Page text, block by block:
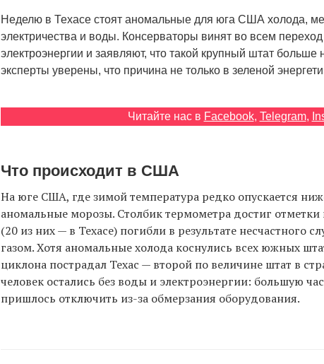
Неделю в Техасе стоят аномальные для юга США холода,
электричества и воды. Консерваторы винят во всем
электроэнергии и заявляют, что такой крупный штат
эксперты уверены, что причина не только в зеленой
Читайте нас в Facebook, Telegram,
Что происходит в США
На юге США, где зимой температура редко опускается
аномальные морозы. Столбик термометра достиг отметки
(20 из них — в Техасе) погибли в результате несчастного
газом. Хотя аномальные холода коснулись всех южных
циклона пострадал Техас — второй по величине штат в
человек остались без воды и электроэнергии: большую
пришлось отключить из-за обмерзания оборудования.